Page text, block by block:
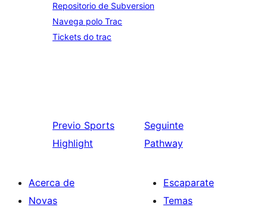
Repositorio de Subversion
Navega polo Trac
Tickets do trac
Previo Sports
Highlight
Seguinte
Pathway
Acerca de
Novas
Escaparate
Temas